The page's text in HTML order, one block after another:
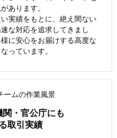
あります。
実績をもとに、絶え間ない
な対応を追求してきまし
に安心をお届けする高度な
っています。
・官公庁にも
取引実績